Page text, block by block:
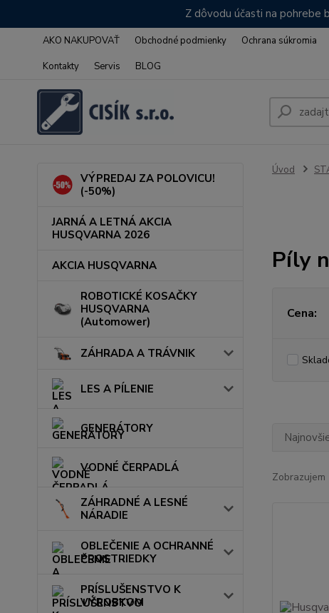
Z dôvodu účasti na pohrebe
AKO NAKUPOVAŤ Obchodné podmienky Ochrana súkromia
Kontakty
Servis BLOG
VÝPREDAJ ZA POLOVICU!
(-50%)
JARNÁ A LETNÁ AKCIA
HUSQVARNA 2026
AKCIA HUSQVARNA
ROBOTICKÉ KOSAČKY
HUSQVARNA
(Automower)
ZÁHRADA A TRÁVNIK
LES A PÍLENIE
GENERÁTORY
VODNÉ ČERPADLÁ
ZÁHRADNÉ A LESNÉ
NÁRADIE
OBLEČENIE A OCHRANNÉ
PROSTRIEDKY
PRÍSLUŠENSTVO K
VÝROBKOM
Úvod
Píly
Cena:
Zobrazujem